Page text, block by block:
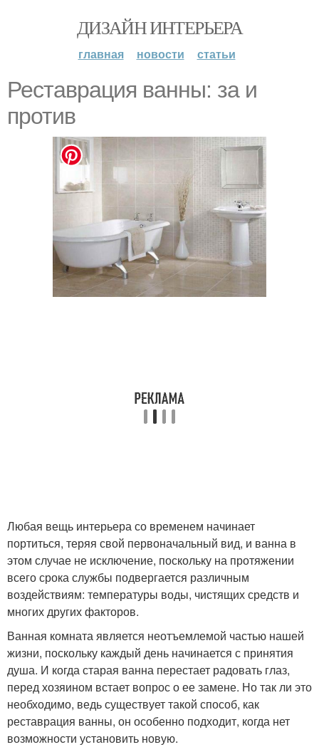
ДИЗАЙН ИНТЕРЬЕРА
главная новости статьи
Реставрация ванны: за и
против
Любая вещь интерьера со временем начинает
портиться, теряя свой первоначальный вид, и ванна в
этом случае не исключение, поскольку на протяжении
всего срока службы подвергается различным
воздействиям: температуры воды, чистящих средств и
многих других факторов.
Ванная комната является неотъемлемой частью нашей
жизни, поскольку каждый день начинается с принятия
душа. И когда старая ванна перестает радовать глаз,
перед хозяином встает вопрос о ее замене. Но так ли это
необходимо, ведь существует такой способ, как
реставрация ванны, он особенно подходит, когда нет
возможности установить новую.